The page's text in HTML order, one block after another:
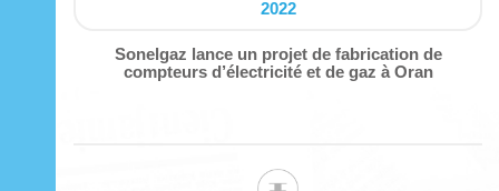
2022
Sonelgaz lance un projet de fabrication de
compteurs d’électricité et de gaz à Oran